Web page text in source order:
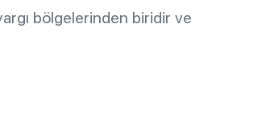
bölgelerinden biridir ve